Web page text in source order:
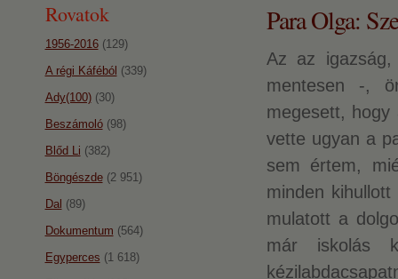
Para Olga:
Az az
mentesen -,
megesett,
vette ugyan a
sem értem,
minden
mulatott a
már iskolás
Rovatok
1956-2016(129)
A régi Káféból (339)
Ady(100)(30)
Beszámoló(98)
Blőd Li (382)
Böngészde(2 951)
Dal (89)
Dokumentum (564)
Egyperces (1 618)